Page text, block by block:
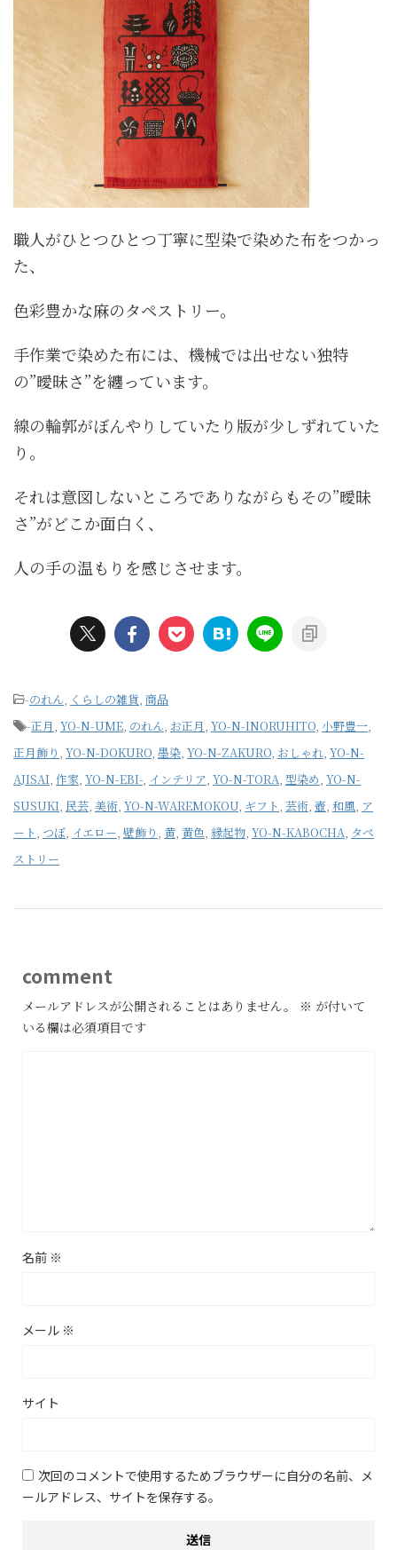
職人がひとつひとつ丁寧に型染で染めた布をつかっ
た、
色彩豊かな麻のタペストリー。
手作業で染めた布には、機械では出せない独特
の”曖昧さ”を纏っています。
線の輪郭がぼんやりしていたり版が少しずれていた
り。
それは意図しないところでありながらもその”曖昧
さ”がどこか面白く、
人の手の温もりを感じさせます。
-のれん, くらしの雑貨, 商品
-正月, YO-N-UME, のれん, お正月, YO-N-INORUHITO, 小野豊一,
正月飾り , YO-N-DOKURO, 墨染, YO-N-ZAKURO, おしゃれ, YO-N-
AJISAI, 作家, YO-N-EBI-, インテリア, YO-N-TORA, 型染め, YO-N-
SUSUKI, 民芸, 美術, YO-N-WAREMOKOU, ギフト, 芸術, 壺, 和風, ア
ート, つぼ, イエロー, 壁飾り , 黄, 黄色, 縁起物, YO-N-KABOCHA, タペ
ストリー
comment
メールアドレスが公開されることはありません。 ※ が付いて
いる欄は必須項目です
名前 ※
メール ※
サイト
次回のコメントで使用するためブラウザーに自分の名前、メ
ールアドレス、サイトを保存する。